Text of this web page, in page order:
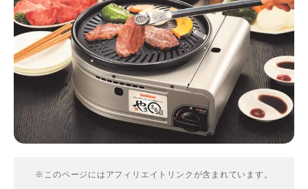
※このページにはアフィリエイトリンクが含まれています。